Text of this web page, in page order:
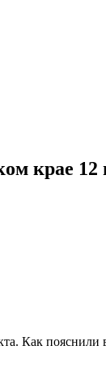
крае 12
Как